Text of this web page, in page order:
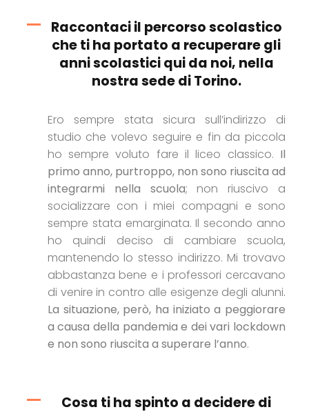
Raccontaci il percorso scolastico
che ti ha portato a recuperare gli
anni scolastici qui da noi, nella
nostra sede di Torino.
Ero sempre stata sicura sull’indirizzo di
studio che volevo seguire e fin da piccola
ho sempre voluto fare il liceo classico. Il
primo anno, purtroppo, non sono riuscita ad
integrarmi nella scuola; non riuscivo a
socializzare con i miei compagni e sono
sempre stata emarginata. Il secondo anno
ho quindi deciso di cambiare scuola,
mantenendo lo stesso indirizzo. Mi trovavo
abbastanza bene e i professori cercavano
di venire in contro alle esigenze degli alunni.
La situazione, però, ha iniziato a peggiorare
a causa della pandemia e dei vari lockdown
e non sono riuscita a superare l’anno.
Cosa ti ha spinto a decidere di